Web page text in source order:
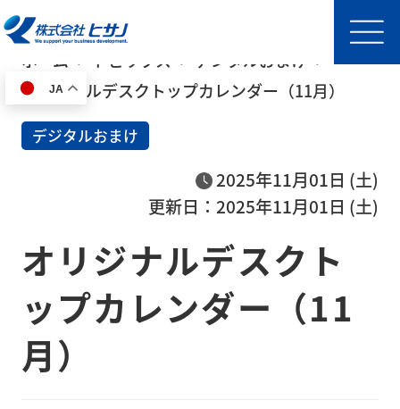
JA
HOME
容
体製
造装
置輸
ホーム トピックス
デジタルおまけ
オリジナルデスクトップカレンダー（11月）
デジタルおまけ
2025年11月01日 (土)
更新日：2025年11月01日 (土)
オリジナルデスクト
ップカレンダー（11
月）